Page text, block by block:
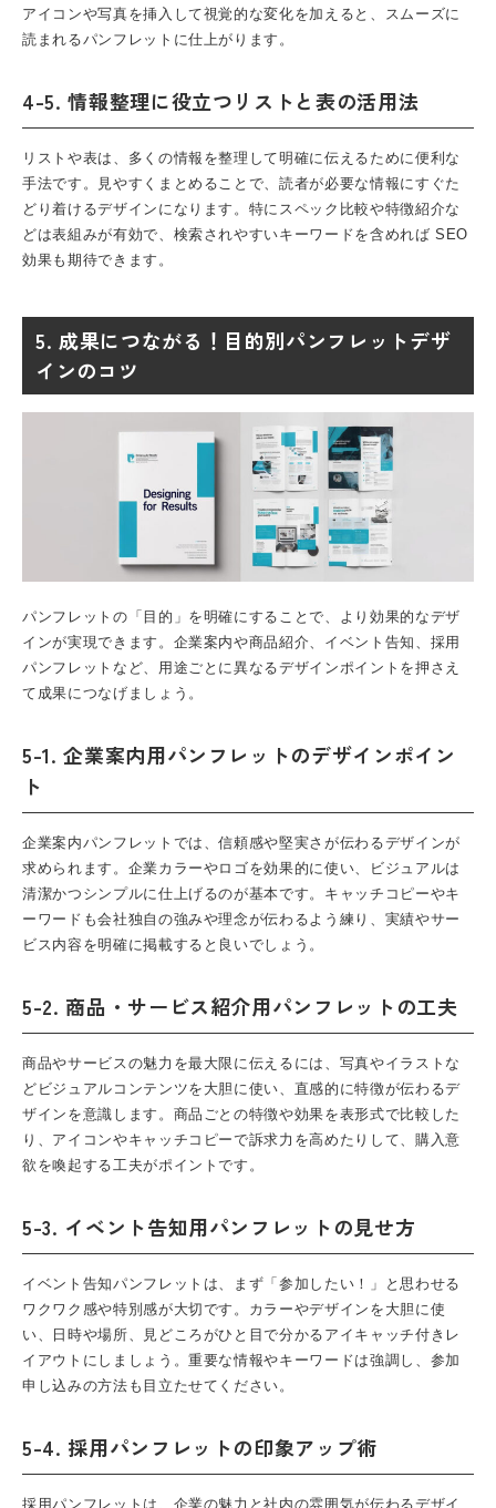
アイコンや写真を挿入して視覚的な変化を加えると、スムーズに
読まれるパンフレットに仕上がります。
4-5. 情報整理に役立つリストと表の活用法
リストや表は、多くの情報を整理して明確に伝えるために便利な
手法です。見やすくまとめることで、読者が必要な情報にすぐた
どり着けるデザインになります。特にスペック比較や特徴紹介な
どは表組みが有効で、検索されやすいキーワードを含めれば SEO
効果も期待できます。
5. 成果につながる！目的別パンフレットデザ
インのコツ
パンフレット の「目的」を明確にすることで、より効果的なデザ
インが実現できます。企業案内や商品紹介、イベント告知、 採用
パンフレット など、用途ごとに異なるデザインポイントを押さえ
て成果につなげましょう。
5-1. 企業案内用パンフレットのデザインポイン
ト
企業案内パンフレット では、信頼感や堅実さが伝わるデザインが
求められます。企業カラーやロゴを効果的に使い、ビジュアルは
清潔かつシンプルに仕上げるのが基本です。キャッチコピーやキ
ーワードも会社独自の強みや理念が伝わるよう練り、実績やサー
ビス内容を明確に掲載すると良いでしょう。
5-2. 商品・サービス紹介用パンフレットの工夫
商品やサービスの魅力を最大限に伝えるには、写真やイラストな
どビジュアルコンテンツを大胆に使い、直感的に特徴が伝わるデ
ザインを意識します。商品ごとの特徴や効果を表形式で比較した
り、アイコンやキャッチコピーで訴求力を高めたりして、購入意
欲を喚起する工夫がポイントです。
5-3. イベント告知用パンフレットの見せ方
イベント告知パンフレットは、まず「参加したい！」と思わせる
ワクワク感や特別感が大切です。カラーやデザインを大胆に使
い、日時や場所、見どころがひと目で分かるアイキャッチ付きレ
イアウトにしましょう。重要な情報やキーワードは強調し、参加
申し込みの方法も目立たせてください。
5-4. 採用パンフレットの印象アップ術
採用パンフレット は、企業の魅力と社内の雰囲気が伝わるデザイ